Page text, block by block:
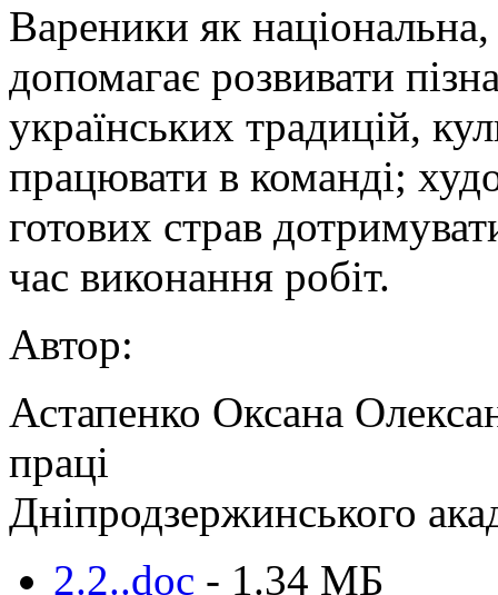
Вареники як
допомагає розвивати
українських традицій,
працювати в команді;
готових страв
час виконання робіт.
Автор:
Астапенко Оксана
праці
Дніпродзержинського
2.2..doc - 1.34 MБ